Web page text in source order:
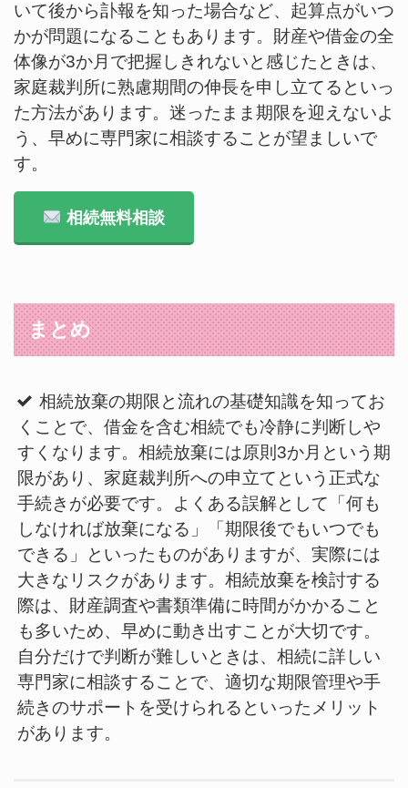
いて後から訃報を知った場合など、起算点がいつ
かが問題になることもあります。財産や借金の全
体像が3か月で把握しきれないと感じたときは、
家庭裁判所に熟慮期間の伸長を申し立てるといっ
た方法があります。迷ったまま期限を迎えないよ
う、早めに専門家に相談することが望ましいで
す。
相続無料相談
まとめ
相続放棄の期限と流れの基礎知識を知ってお
くことで、借金を含む相続でも冷静に判断しや
すくなります。相続放棄には原則3か月という期
限があり、家庭裁判所への申立てという正式な
手続きが必要です。よくある誤解として「何も
しなければ放棄になる」「期限後でもいつでも
できる」といったものがありますが、実際には
大きなリスクがあります。相続放棄を検討する
際は、財産調査や書類準備に時間がかかること
も多いため、早めに動き出すことが大切です。
自分だけで判断が難しいときは、相続に詳しい
専門家に相談することで、適切な期限管理や手
続きのサポートを受けられるといったメリット
があります。